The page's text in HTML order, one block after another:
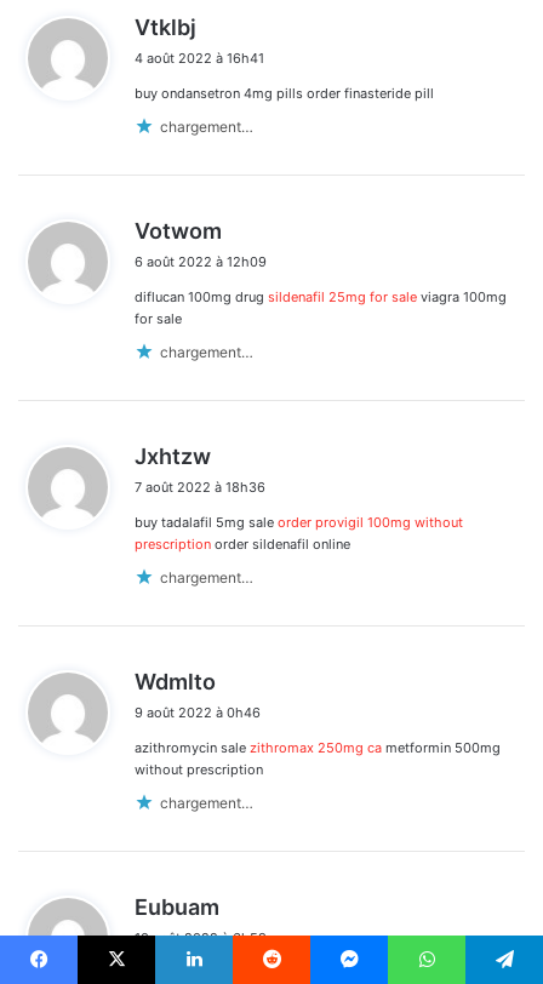
Vtklbj
t
4 août 2022 à 16h41
buy ondansetron 4mg pills order finasteride pill
chargement…
Votwom
t
6 août 2022 à 12h09
diflucan 100mg drug sildenafil 25mg for sale viagra 100mg
for sale
chargement…
Jxhtzw
t
7 août 2022 à 18h36
buy tadalafil 5mg sale order provigil 100mg without
prescription order sildenafil online
chargement…
Wdmlto
t
:
9 août 2022 à 0h46
azithromycin sale zithromax 250mg ca metformin 500mg
without prescription
chargement…
Eubuam
10 août 2022 à 6h59
flagyl brand purchase bactrim buy glucophage for sale